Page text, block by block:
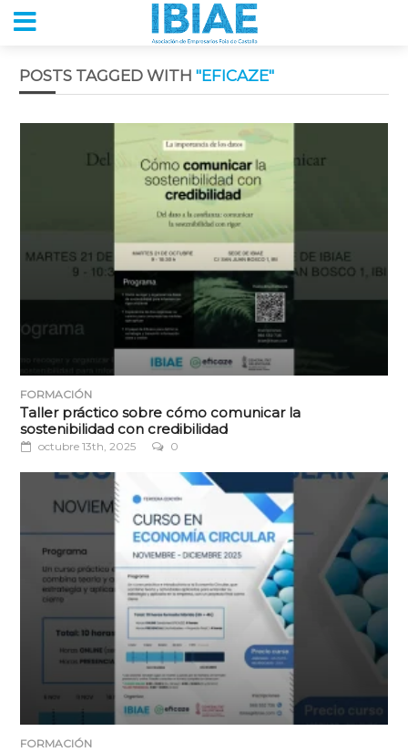
POSTS TAGGED WITH "EFICAZE"
FORMACIÓN
Taller práctico sobre cómo comunicar la
sostenibilidad con credibilidad
octubre 13th, 2025 0
FORMACIÓN